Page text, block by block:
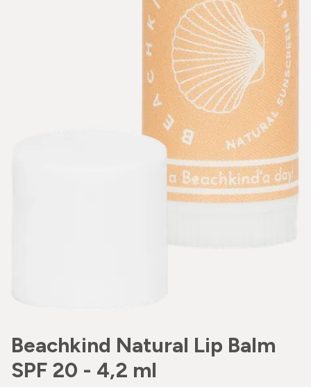
Beachkind Natural Lip Balm
SPF 20 - 4,2 ml